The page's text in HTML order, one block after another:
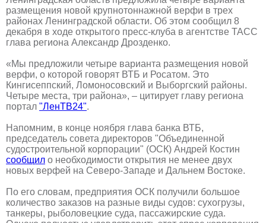
размещения новой крупнотоннажной верфи в трех
районах Ленинградской области. Об этом сообщил 8
декабря в ходе открытого пресс-клуба в агентстве ТАСС
глава региона Александр Дрозденко.
«Мы предложили четыре варианта размещения новой
верфи, о которой говорят ВТБ и Росатом. Это
Кингисеппский, Ломоносовский и Выборгский районы.
Четыре места, три района», – цитирует главу региона
портал "ЛенТВ24".
Напомним, в конце ноября глава банка ВТБ,
председатель совета директоров "Объединенной
судостроительной корпорации" (ОСК) Андрей Костин
сообщил о необходимости открытия не менее двух
новых верфей на Северо-Западе и Дальнем Востоке.
По его словам, предприятия ОСК получили большое
количество заказов на разные виды судов: сухогрузы,
танкеры, рыболовецкие суда, пассажирские суда.